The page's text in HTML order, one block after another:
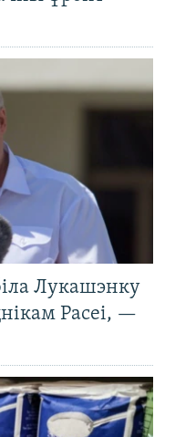
Лукашэнку
Расеі, —